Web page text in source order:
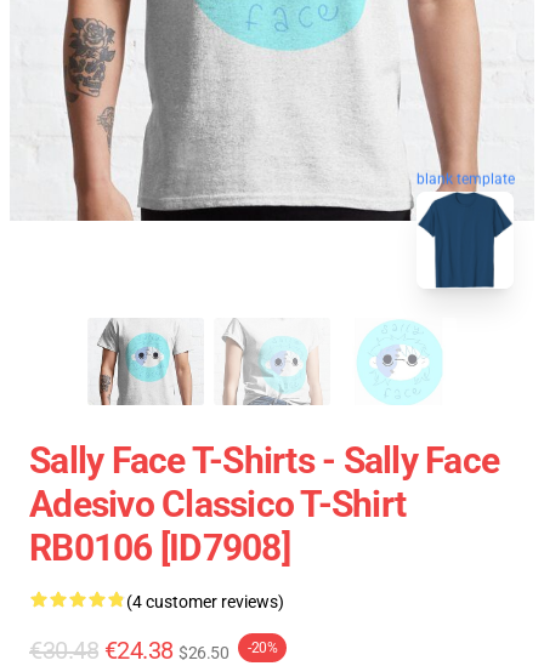
blank template
Sally Face T-Shirts - Sally Face
Adesivo Classico T-Shirt
RB0106 [ID7908]
(4 customer reviews)
€30.48 €24.38 $26.50 -20%